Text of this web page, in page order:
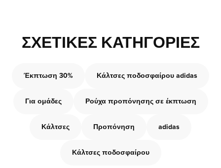
ΣΧΕΤΙΚΈΣ ΚΑΤΗΓΟΡΊΕΣ
Έκπτωση 30% Κάλτσες ποδοσφαίρου adidas
Για ομάδες Ρούχα προπόνησης σε έκπτωση
Κάλτσες Προπόνηση adidas
Κάλτσες ποδοσφαίρου